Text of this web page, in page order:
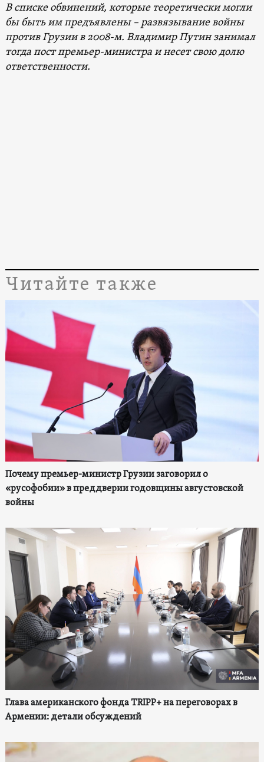
В списке обвинений, которые теоретически могли
бы быть им предъявлены – развязывание войны
против Грузии в 2008-м. Владимир Путин занимал
тогда пост премьер-министра и несет свою долю
ответственности.
Читайте также
Почему премьер-министр Грузии заговорил о
«русофобии» в преддверии годовщины августовской
войны
Глава американского фонда TRIPP+ на переговорах в
Армении: детали обсуждений